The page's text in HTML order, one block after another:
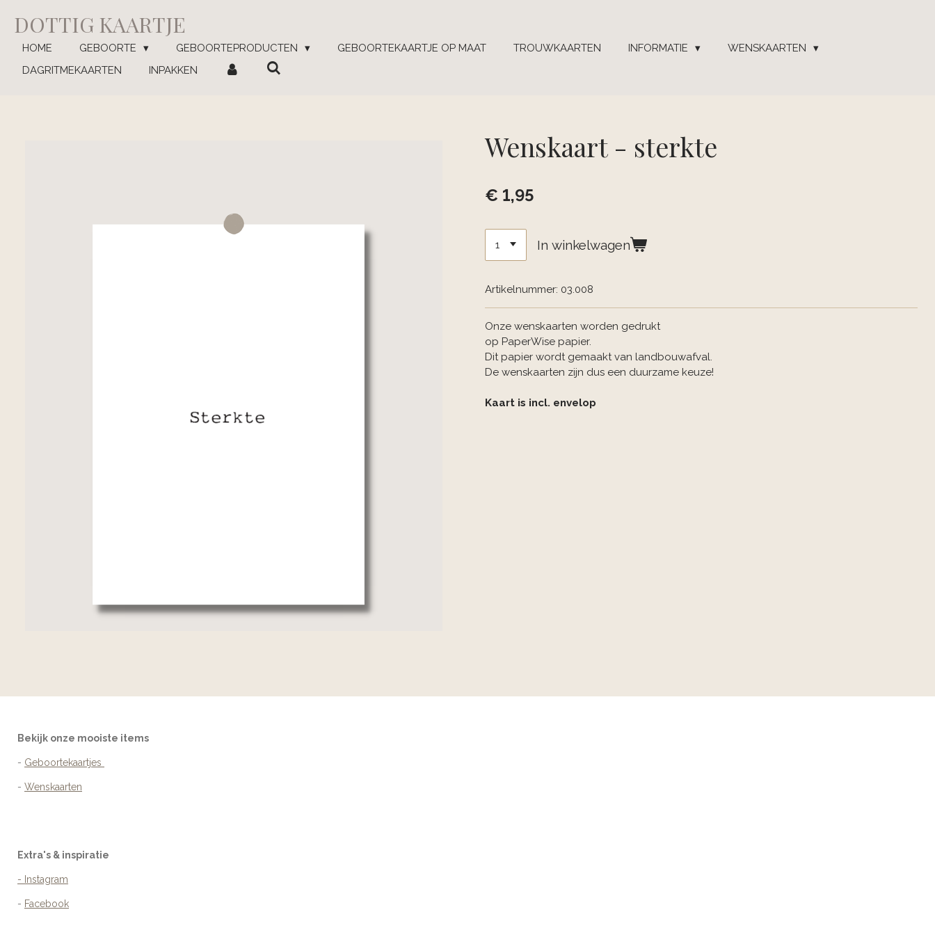
direct
naar
hoofdinhoud
DOTTIG KAARTJE
HOME GEBOORTE GEBOORTEPRODUCTEN GEBOORTEKAARTJE OP MAAT TROUWKAARTEN INFORMATIE
WENSKAARTEN
DAGRITMEKAARTEN
INPAKKEN
Wenskaart - sterkte
€ 1,95
In winkelwagen
Artikelnummer: 03.008
Onze wenskaarten worden gedrukt
op PaperWise papier.
Dit papier wordt gemaakt van landbouwafval.
De wenskaarten zijn dus een duurzame keuze!
Kaart is incl. envelop
Bekijk onze mooiste items
- Geboortekaartjes
- Wenskaarten
Extra's & inspiratie
- Instagram
- Facebook